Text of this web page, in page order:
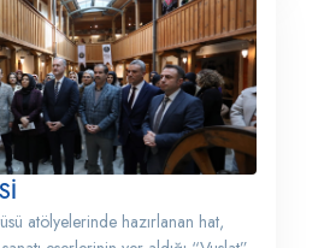
atölyelerinde hazırlanan hat,